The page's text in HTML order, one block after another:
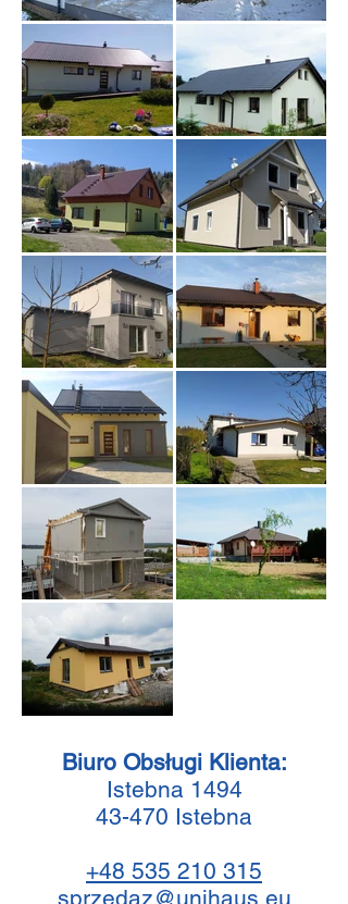
Biuro Obsługi Klienta:
Istebna 1494
43-470 Istebna
+48 535 210 315
sprzedaz@unihaus.eu